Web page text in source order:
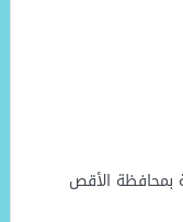
بمحافظة الأقص